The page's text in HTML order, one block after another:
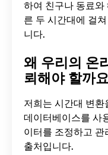
하여 친구나 동료와
른 두 시간대에 걸
니다.
왜 우리의 온
뢰해야 할까
저희는 시간대 변환
데이터베이스를 사
이터를 조정하고
출처입니다.